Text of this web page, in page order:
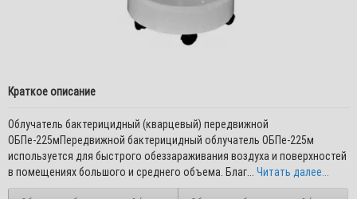
Краткое описание
Облучатель бактерицидный (кварцевый) передвижной
ОБПе-225мПередвижной бактерицидный облучатель ОБПе-225м
используется для быстрого обеззараживания воздуха и поверхностей
в помещениях большого и среднего объема. Благ... Читать далее...